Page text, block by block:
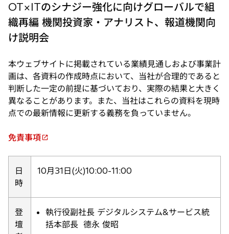
OT×ITのシナジー強化に向けグローバルで組
織再編 機関投資家・アナリスト、報道機関向
け説明会
本ウェブサイトに掲載されている業績見通しおよび事業計
画は、各資料の作成時点において、当社が合理的であると
判断した一定の前提に基づいており、実際の結果と大きく
異なることがあります。また、当社はこれらの資料を現時
点での最新情報に更新する義務を負っていません。
免責事項
新
し
タ
開
く
日
時
10月31日(火)10:00-11:00
登
壇
執行役副社長 デジタルシステム&サービス統
括本部長 德永 俊昭